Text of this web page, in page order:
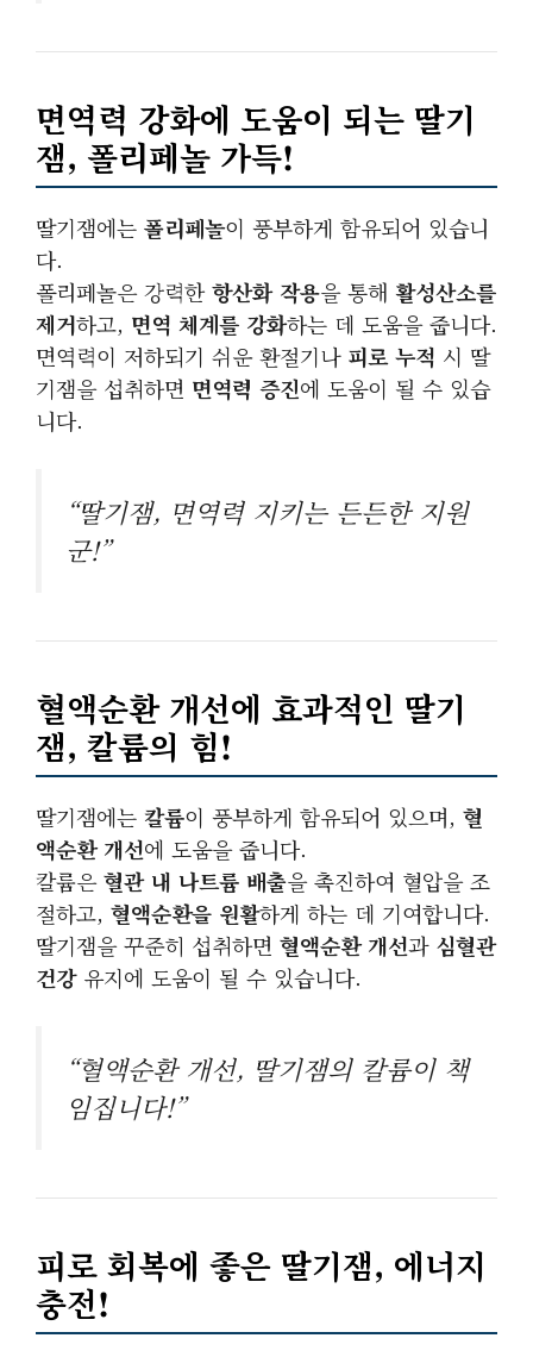
면역력 강화에 도움이 되는 딸기
잼, 폴리페놀 가득!
딸기잼에는 폴리페놀이 풍부하게 함유되어 있습니
다.
폴리페놀은 강력한항산화 작용을 통해 활성산소를
제거하고, 면역 체계를 강화하는 데 도움을 줍니다.
면역력이 저하되기 쉬운 환절기나 피로 누적 시 딸
기잼을 섭취하면 면역력 증진에 도움이 될 수 있습
니다.
“딸기잼, 면역력 지키는 든든한 지원
군!”
혈액순환 개선에 효과적인 딸기
잼, 칼륨의 힘!
딸기잼에는 칼륨이 풍부하게 함유되어 있으며, 혈
액순환 개선에 도움을 줍니다.
칼륨은혈관 내 나트륨 배출을 촉진하여 혈압을 조
절하고, 혈액순환을 원활하게 하는 데 기여합니다.
딸기잼을 꾸준히 섭취하면 혈액순환 개선과 심혈관
건강유지에 도움이 될 수 있습니다.
“혈액순환 개선, 딸기잼의 칼륨이 책
임집니다!”
피로 회복에 좋은 딸기잼, 에너지
충전!